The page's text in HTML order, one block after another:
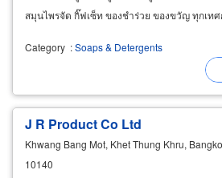
สมุนไพรจัด กิ๊ฟเซ็ท ของชำร่วย ของขวัญ ทุกเท
Category :Soaps & Detergents
J R Product Co Ltd
Khwang Bang Mot, Khet Thung Khru,
10140